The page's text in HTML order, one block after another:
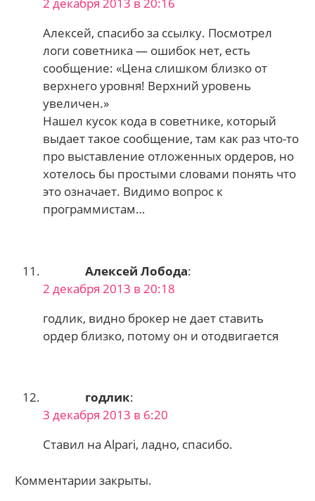
2 декабря 2013 в 20:16
Алексей, спасибо за ссылку. Посмотрел
логи советника — ошибок нет, есть
сообщение: «Цена слишком близко от
верхнего уровня! Верхний уровень
увеличен.»
Нашел кусок кода в советнике, который
выдает такое сообщение, там как раз что-то
про выставление отложенных ордеров, но
хотелось бы простыми словами понять что
это означает. Видимо вопрос к
программистам…
Алексей Лобода:
2 декабря 2013 в 20:18
годлик, видно брокер не дает ставить
ордер близко, потому он и отодвигается
годлик:
3 декабря 2013 в 6:20
Ставил на Alpari, ладно, спасибо.
Комментарии закрыты.